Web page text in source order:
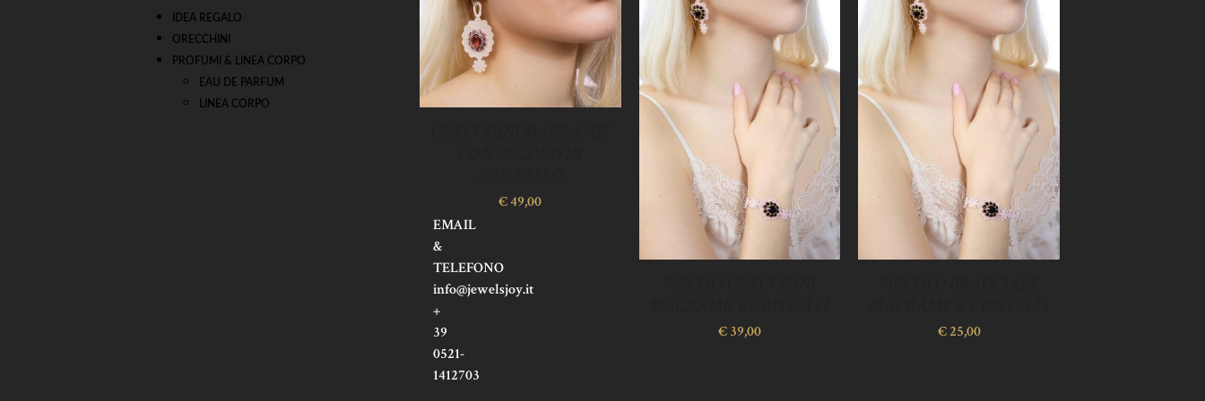
IDEA REGALO
ORECCHINI
PROFUMI & LINEA CORPO
EAU DE PARFUM
LINEA CORPO
€49,00
€39,00 €25,00
BELLEZZA
HA
IL
SUO
EMAIL
&
TELEFONO
info@jewelsjoy.it
+
39
0521-
1412703